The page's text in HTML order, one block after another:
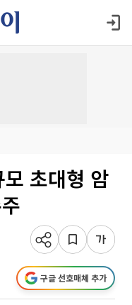
초대형 암
구글 선호매체 추가